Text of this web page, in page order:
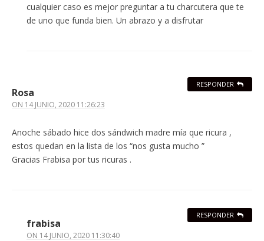
cualquier caso es mejor preguntar a tu charcutera que te
de uno que funda bien. Un abrazo y a disfrutar
Rosa
ON 14 JUNIO, 2020 11:26:23
Anoche sábado hice dos sándwich madre mía que ricura ,
estos quedan en la lista de los “nos gusta mucho ”
Gracias Frabisa por tus ricuras .
RESPONDER
frabisa
ON 14 JUNIO, 2020 11:30:40
RESPONDER